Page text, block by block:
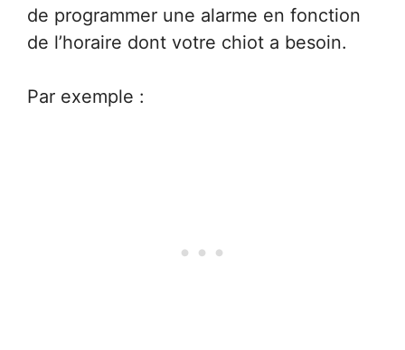
de programmer une alarme en fonction
de l’horaire dont votre chiot a besoin.
Par exemple :